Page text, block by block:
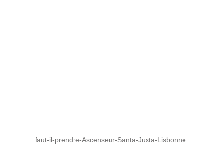
faut-il-prendre-Ascenseur-Santa-Justa-Lisbonne